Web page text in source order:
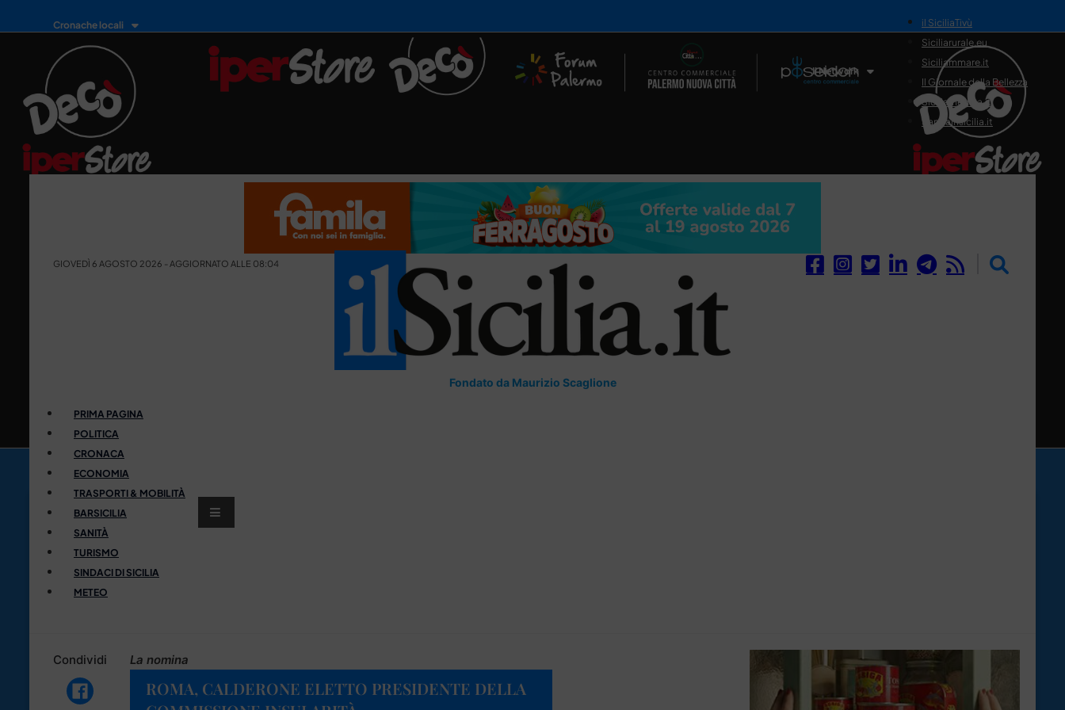
Cronache locali
Il Network
il SiciliaTivù
Siciliarurale.eu
Siciliammare.it
Il Giornale della Bellezza
Siciliamedica.it
Sanitainsicilia.it
GIOVEDÌ 6 AGOSTO 2026 - AGGIORNATO ALLE 08:04
Fondato da Maurizio Scaglione
PRIMA PAGINA
POLITICA
CRONACA
ECONOMIA
TRASPORTI & MOBILITÀ
BARSICILIA
SANITÀ
TURISMO
SINDACI DI SICILIA
METEO
Condividi La nomina
ROMA, CALDERONE ELETTO PRESIDENTE DELLA